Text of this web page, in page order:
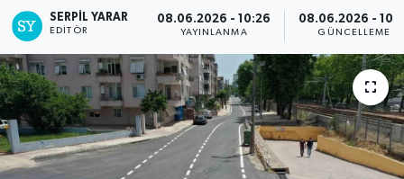
SERPİL YARAR
EDITÖR
08.06.2026 - 10:26
YAYINLANMA
08.06.2026 -
GÜNCELLEME